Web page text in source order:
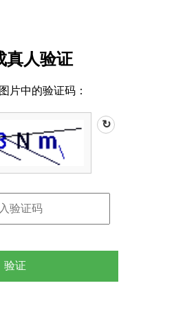
真人验证
片中的验证码：
↻
验证